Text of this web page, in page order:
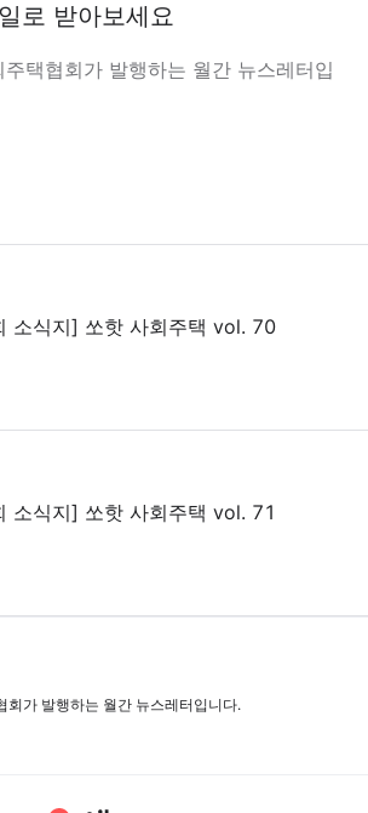
로 받아보세요
택협회가 발행하는 월간 뉴스레터입
소식지] 쏘핫 사회주택 vol. 70
소식지] 쏘핫 사회주택 vol. 71
회가 발행하는 월간 뉴스레터입니다.